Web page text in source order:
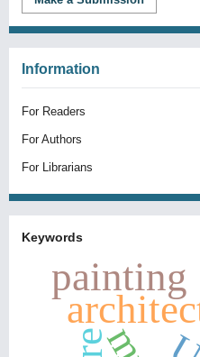
Information
For Readers
For Authors
For Librarians
Keywords
painting